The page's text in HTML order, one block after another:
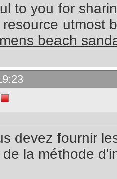
to you for
utmost
mens beach
devez fournir
la méthode